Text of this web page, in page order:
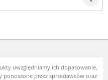
uwzględniamy ich dopasowanie,
przez sprzedawców oraz